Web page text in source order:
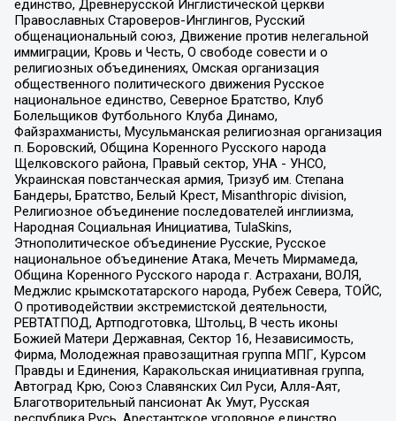
единство, Древнерусской Инглистической церкви
Православных Староверов-Инглингов, Русский
общенациональный союз, Движение против нелегальной
иммиграции, Кровь и Честь, О свободе совести и о
религиозных объединениях, Омская организация
общественного политического движения Русское
национальное единство, Северное Братство, Клуб
Болельщиков Футбольного Клуба Динамо,
Файзрахманисты, Мусульманская религиозная организация
п. Боровский, Община Коренного Русского народа
Щелковского района, Правый сектор, УНА - УНСО,
Украинская повстанческая армия, Тризуб им. Степана
Бандеры, Братство, Белый Крест, Misanthropic division,
Религиозное объединение последователей инглиизма,
Народная Социальная Инициатива, TulaSkins,
Этнополитическое объединение Русские, Русское
национальное объединение Атака, Мечеть Мирмамеда,
Община Коренного Русского народа г. Астрахани, ВОЛЯ,
Меджлис крымскотатарского народа, Рубеж Севера, ТОЙС,
О противодействии экстремистской деятельности,
РЕВТАТПОД, Артподготовка, Штольц, В честь иконы
Божией Матери Державная, Сектор 16, Независимость,
Фирма, Молодежная правозащитная группа МПГ, Курсом
Правды и Единения, Каракольская инициативная группа,
Автоград Крю, Союз Славянских Сил Руси, Алля-Аят,
Благотворительный пансионат Ак Умут, Русская